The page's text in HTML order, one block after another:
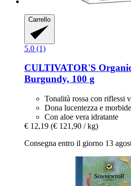
Carrello
5.0 (1)
CULTIVATOR'S
Burgundy, 100 g
Tonalità rossa con riflessi
Dona lucentezza e
Con aloe vera idratante
€ 12,19 (€ 121,90 / kg)
Consegna entro il giorno 13